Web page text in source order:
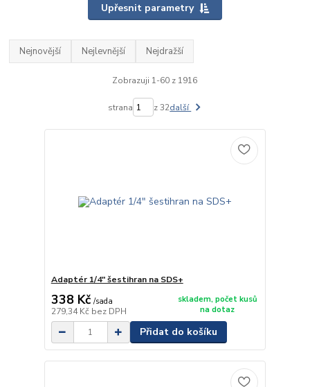
Upřesnit parametry
Nejnovější Nejlevnější Nejdražší
Zobrazuji 1-60 z 1916
strana z 32další
Adaptér 1/4" šestihran na SDS+
338 Kč /sada
279,34 Kč bez DPH
skladem, počet kusů
na dotaz
Přidat do košíku